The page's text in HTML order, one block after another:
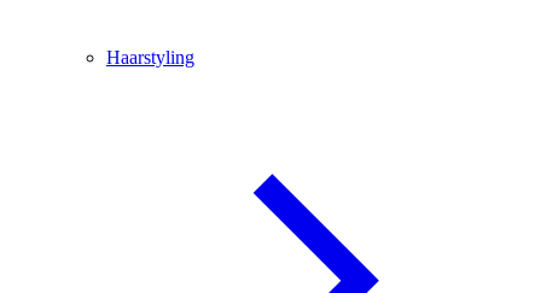
Haarstyling